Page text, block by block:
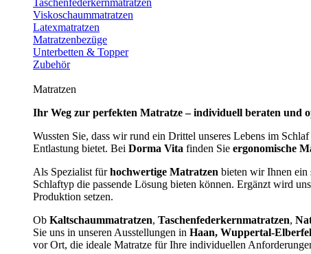
Taschenfederkernmatratzen
Viskoschaummatratzen
Latexmatratzen
Matratzenbezüge
Unterbetten & Topper
Zubehör
Matratzen
Ihr Weg zur perfekten Matratze – individuell beraten und
Wussten Sie, dass wir rund ein Drittel unseres Lebens im
Entlastung bietet. Bei Dorma Vita finden Sie ergonomische
Als Spezialist fürhochwertige Matratzen bieten wir Ihnen ein
Schlaftyp die passende Lösung bieten können. Ergänzt wird
Produktion setzen.
Ob Kaltschaummatratzen, Taschenfederkernmatratzen,
Sie uns in unseren Ausstellungen in Haan, Wuppertal-
vor Ort, die ideale Matratze für Ihre individuellen